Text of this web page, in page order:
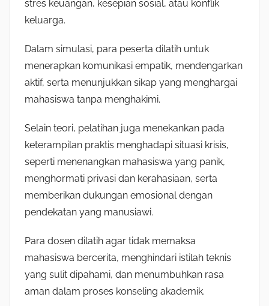
stres keuangan, kesepian sosial, atau konflik
keluarga.
Dalam simulasi, para peserta dilatih untuk
menerapkan komunikasi empatik, mendengarkan
aktif, serta menunjukkan sikap yang menghargai
mahasiswa tanpa menghakimi.
Selain teori, pelatihan juga menekankan pada
keterampilan praktis menghadapi situasi krisis,
seperti menenangkan mahasiswa yang panik,
menghormati privasi dan kerahasiaan, serta
memberikan dukungan emosional dengan
pendekatan yang manusiawi.
Para dosen dilatih agar tidak memaksa
mahasiswa bercerita, menghindari istilah teknis
yang sulit dipahami, dan menumbuhkan rasa
aman dalam proses konseling akademik.